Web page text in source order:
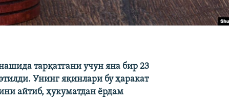
тарқатгани учун яна бир 23
Унинг яқинлари бу ҳаракат
айтиб, ҳукуматдан ёрдам